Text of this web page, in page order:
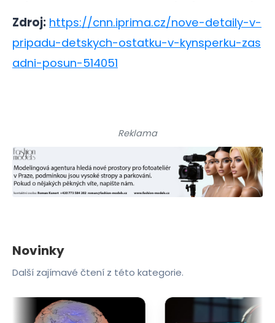
Zdroj: https://cnn.iprima.cz/nove-detaily-v-
pripadu-detskych-ostatku-v-kynsperku-zas
adni-posun-514051
Reklama
Novinky
Další zajímavé čtení z této kategorie.